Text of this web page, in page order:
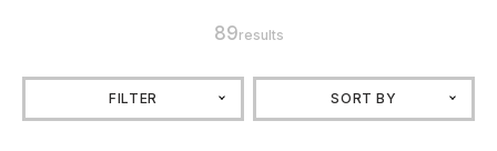
89results
FILTER SORT BY